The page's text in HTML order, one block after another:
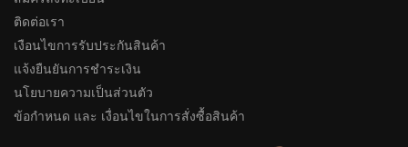
ติดต่อเรา
เงือนไขการรับประกันสินค้า
แจ้งยืนยันการชำระเงิน
นโยบายความเป็นส่วนตัว
ข้อกำหนด และ เงื่อนไขในการสั่งซื้อสินค้า